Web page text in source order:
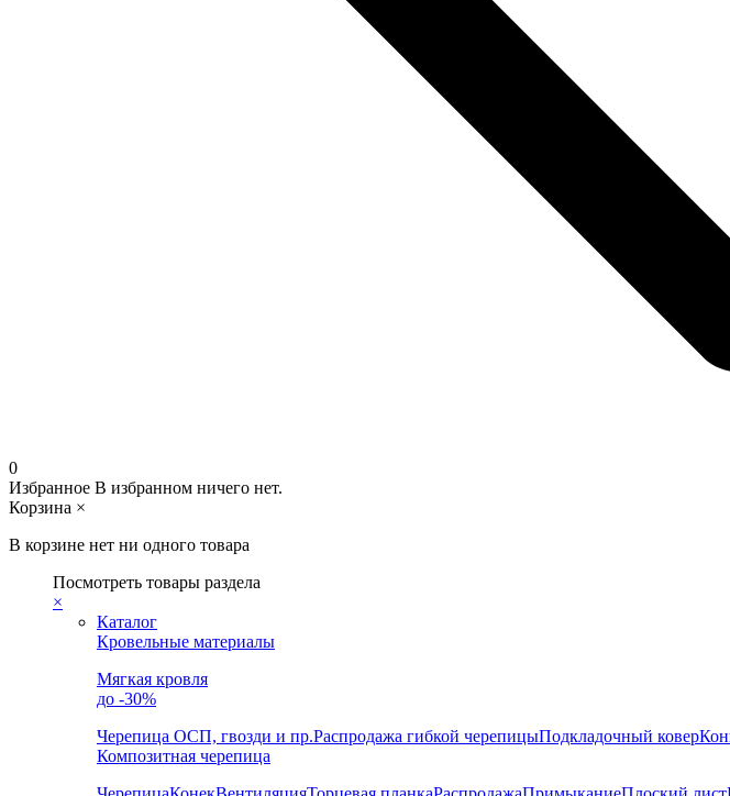
0
Избранное В избранном ничего нет.
Корзина ×
В корзине нет ни одного товара
Посмотреть товары раздела
×
Каталог
Кровельные материалы
Мягкая кровля
до -30%
Черепица ОСП, гвозди и пр.Распродажа гибкой черепицыПодкладочный ковер
Композитная черепица